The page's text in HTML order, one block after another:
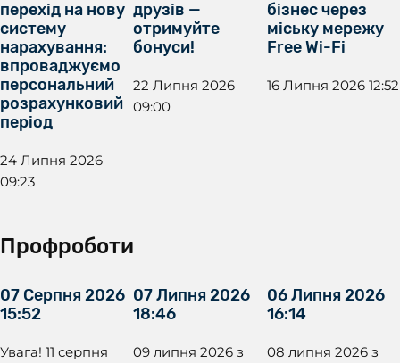
перехід на нову
систему
нарахування:
впроваджуємо
персональний
розрахунковий
період
24 Липня 2026
09:23
друзів —
отримуйте
бонуси!
22 Липня 2026
09:00
бізнес через
міську мережу
Free Wi-Fi
16 Липня 2026 12:52
Профроботи
07 Серпня 2026
15:52
Увага! 11 серпня
07 Липня 2026
18:46
09 липня 2026 з
06 Липня 2026
16:14
08 липня 2026 з